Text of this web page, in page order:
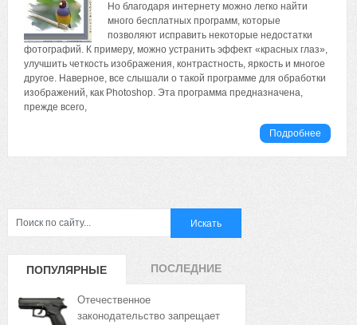
Но благодаря интернету можно легко найти
много бесплатных программ, которые
позволяют исправить некоторые недостатки
фотографий. К примеру, можно устранить эффект «красных глаз»,
улучшить четкость изображения, контрастность, яркость и многое
другое. Наверное, все слышали о такой программе для обработки
изображений, как Photoshop. Эта программа предназначена,
прежде всего,
Подробнее
ПОПУЛЯРНЫЕ
ЗАПИСИ
ПОСЛЕДНИЕ
Отечественное
законодательство запрещает